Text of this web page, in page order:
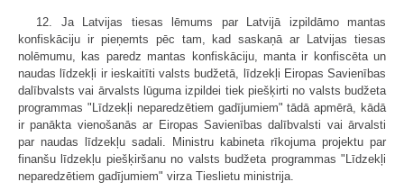
12. Ja Latvijas tiesas lēmums par Latvijā izpildāmo mantas
konfiskāciju ir pieņemts pēc tam, kad saskaņā ar Latvijas tiesas
nolēmumu, kas paredz mantas konfiskāciju, manta ir konfiscēta un
naudas līdzekļi ir ieskaitīti valsts budžetā, līdzekļi Eiropas Savienības
dalībvalsts vai ārvalsts lūguma izpildei tiek piešķirti no valsts budžeta
programmas "Līdzekļi neparedzētiem gadījumiem" tādā apmērā, kādā
ir panākta vienošanās ar Eiropas Savienības dalībvalsti vai ārvalsti
par naudas līdzekļu sadali. Ministru kabineta rīkojuma projektu par
finanšu līdzekļu piešķiršanu no valsts budžeta programmas "Līdzekļi
neparedzētiem gadījumiem" virza Tieslietu ministrija.